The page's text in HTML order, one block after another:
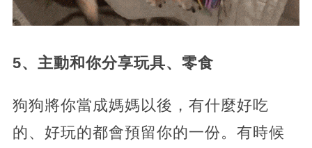
5、主動和你分享玩具、零食
狗狗將你當成媽媽以後，有什麼好吃
的、好玩的都會預留你的一份。有時候